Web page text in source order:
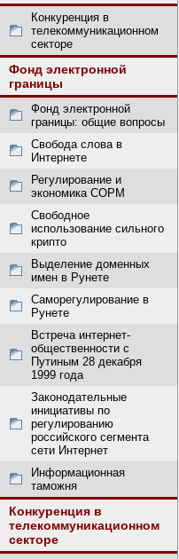
Конкуренция в
телекоммуникационном
секторе
Фонд электронной
границы
Фонд электронной
границы: общие вопросы
Свобода слова в
Интернете
Регулирование и
экономика СОРМ
Свободное
использование сильного
крипто
Выделение доменных
имен в Рунете
Саморегулирование в
Рунете
Встреча интернет-
общественности с
Путиным 28 декабря
1999 года
Законодательные
инициативы по
регулированию
российского сегмента
сети Интернет
Информационная
таможня
Конкуренция в
телекоммуникационном
секторе